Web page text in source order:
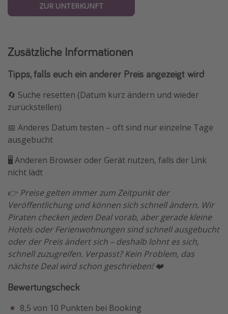
ZUR UNTERKUNFT
Zusätzliche Informationen
Tipps, falls euch ein anderer Preis angezeigt wird
🔄 Suche resetten (Datum kurz ändern und wieder
zurückstellen)
📅 Anderes Datum testen – oft sind nur einzelne Tage
ausgebucht
🖥️ Anderen Browser oder Gerät nutzen, falls der Link
nicht lädt
👉 Preise gelten immer zum Zeitpunkt der
Veröffentlichung und können sich schnell ändern. Wir
Piraten checken jeden Deal vorab, aber gerade kleine
Hotels oder Ferienwohnungen sind schnell ausgebucht
oder der Preis ändert sich – deshalb lohnt es sich,
schnell zuzugreifen. Verpasst? Kein Problem, das
nächste Deal wird schon geschrieben! ❤️
Bewertungscheck
8,5 von 10 Punkten bei Booking